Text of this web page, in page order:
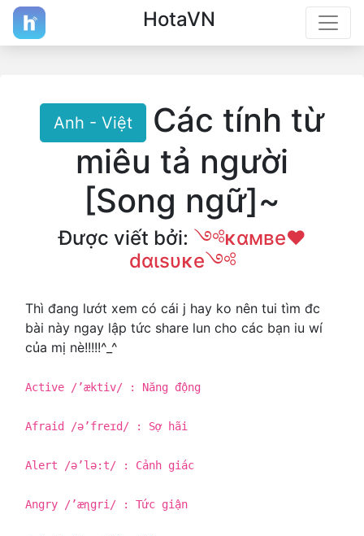
HotaVN
Anh - Việt
Các tính từ
miêu tả người
[Song ngữ]~
Được viết bởi: ༺ĸαмвe❤
dαιѕυĸe༺
Thì đang lướt xem có cái j hay ko nên tui tìm đc
bài này ngay lập tức share lun cho các bạn iu wí
của mị nè!!!!!^_^
Active /’æktiv/ : Năng động
Afraid /ə’freɪd/ : Sợ hãi
Alert /ə’lə:t/ : Cảnh giác
Angry /’æɳgri/ : Tức giận